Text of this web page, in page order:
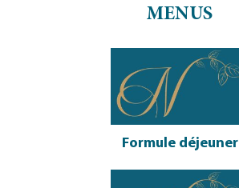
MENUS
Formule déjeuner